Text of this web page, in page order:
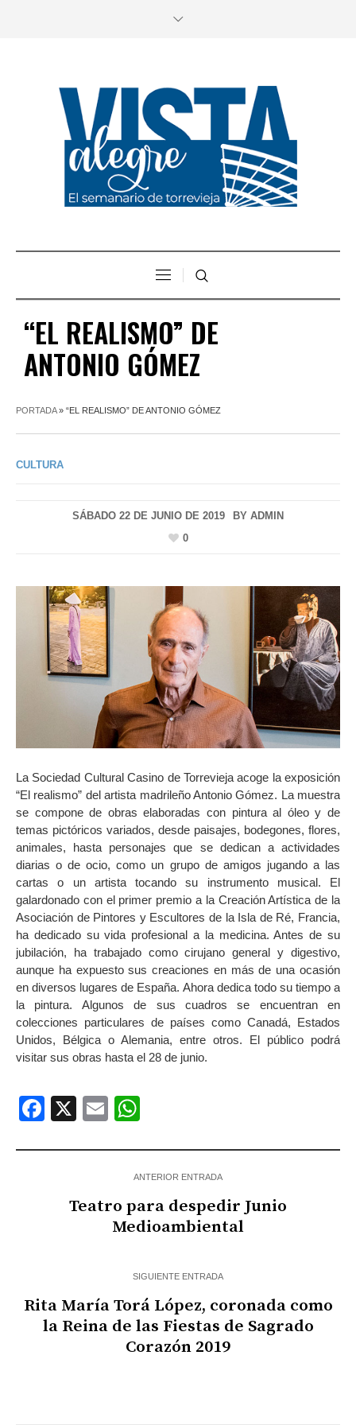
“EL REALISMO” DE
ANTONIO GÓMEZ
PORTADA» “EL REALISMO” DE ANTONIO GÓMEZ
CULTURA
SÁBADO 22 DE JUNIO DE 2019 BY ADMIN
0
La Sociedad Cultural Casino de Torrevieja acoge la exposición
“El realismo” del artista madrileño Antonio Gómez. La muestra
se compone de obras elaboradas con pintura al óleo y de
temas pictóricos variados, desde paisajes, bodegones, flores,
animales, hasta personajes que se dedican a actividades
diarias o de ocio, como un grupo de amigos jugando a las
cartas o un artista tocando su instrumento musical. El
galardonado con el primer premio a la Creación Artística de la
Asociación de Pintores y Escultores de la Isla de Ré, Francia,
ha dedicado su vida profesional a la medicina. Antes de su
jubilación, ha trabajado como cirujano general y digestivo,
aunque ha expuesto sus creaciones en más de una ocasión
en diversos lugares de España. Ahora dedica todo su tiempo a
la pintura. Algunos de sus cuadros se encuentran en
colecciones particulares de países como Canadá, Estados
Unidos, Bélgica o Alemania, entre otros. El público podrá
visitar sus obras hasta el 28 de junio.
Facebook
X Email
ANTERIOR ENTRADA
Teatro para despedir Junio
Medioambiental
SIGUIENTE ENTRADA
Rita María Torá López, coronada como
la Reina de las Fiestas de Sagrado
Corazón 2019